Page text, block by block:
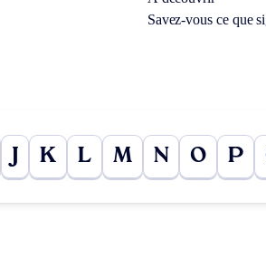
Savez-vous ce que
K L M N O P